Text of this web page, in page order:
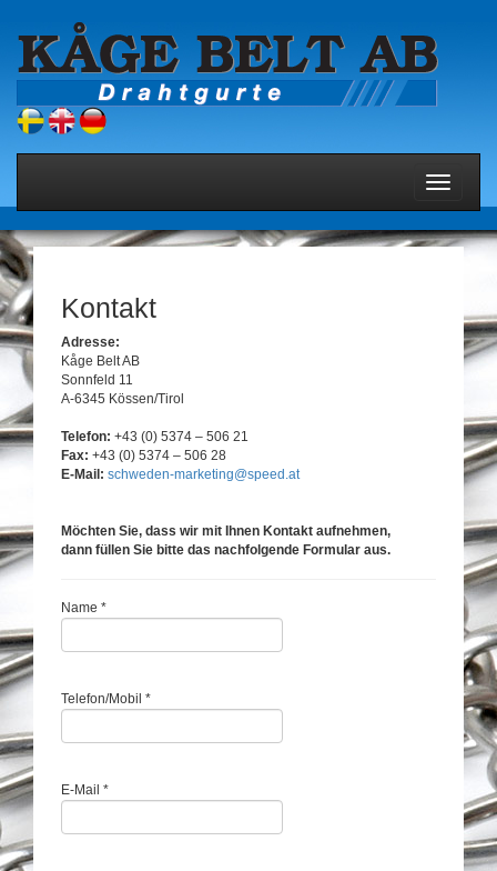
Toggle
Kontakt
Adresse:
Kåge Belt AB
Sonnfeld 11
A-6345 Kössen/Tirol
Telefon: +43 (0) 5374 – 506 21
Fax: +43 (0) 5374 – 506 28
E-Mail: schweden-marketing@speed.at
Möchten Sie, dass wir mit Ihnen Kontakt aufnehmen,
dann füllen Sie bitte das nachfolgende Formular aus.
Name *
Telefon/Mobil *
E-Mail *